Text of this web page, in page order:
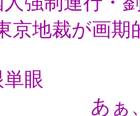
地裁が画期
眼
神様、